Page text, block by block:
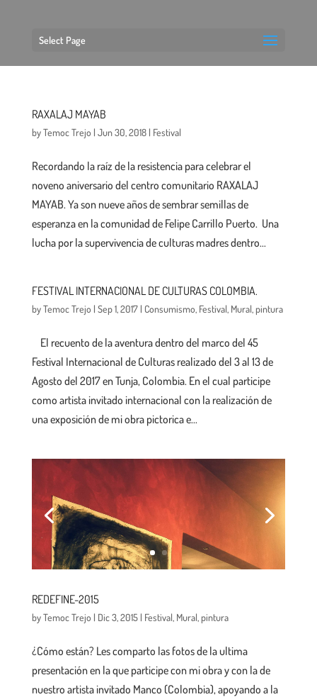
Select Page
RAXALAJ MAYAB
byTemoc Trejo | Jun 30, 2018| Festival
Recordando la raíz de la resistencia para celebrar el
noveno aniversario del centro comunitario RAXALAJ
MAYAB. Ya son nueve años de sembrar semillas de
esperanza en la comunidad de Felipe Carrillo Puerto. Una
lucha por la supervivencia de culturas madres dentro...
FESTIVAL INTERNACIONAL DE CULTURAS COLOMBIA.
byTemoc Trejo | Sep 1, 2017| Consumismo, Festival, Mural,pintura
El recuento de la aventura dentro del marco del 45
Festival Internacional de Culturas realizado del 3 al 13 de
Agosto del 2017 en Tunja, Colombia. En el cual participe
como artista invitado internacional con la realización de
una exposición de mi obra pictorica e...
REDEFINE-2015
byTemoc Trejo | Dic 3, 2015| Festival, Mural,pintura
¿Cómo están? Les comparto las fotos de la ultima
presentación en la que participe con mi obra y con la de
nuestro artista invitado Manco (Colombia), apoyando a la